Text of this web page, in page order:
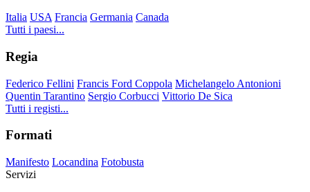
Italia USA Francia Germania Canada
Tutti i paesi...
Regia
Federico Fellini Francis Ford Coppola Michelangelo Antonioni
Quentin Tarantino Sergio Corbucci Vittorio De Sica
Tutti i registi...
Formati
Manifesto Locandina Fotobusta
Servizi